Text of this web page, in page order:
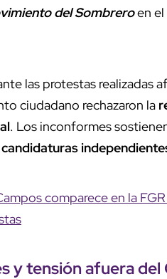
del Sombreroen el
las protestas realizadas
ciudadano rechazaron la
. Los inconformes
candidaturas
comparece en la
y tensión afuera del